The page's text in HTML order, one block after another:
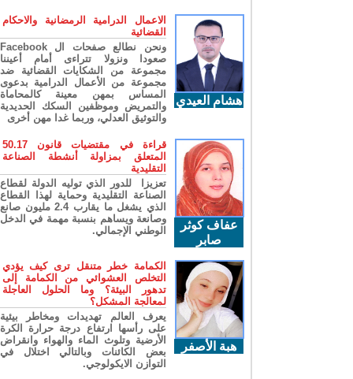
هشام العيدي
الاعمال الدرامية الرمضانية والاحكام
القضائية
ونحن نطالع صفحات ال Facebook
صعودا ونزولا تتراءى أمام أعيننا
مجموعة من الشكايات القضائية ضد
مجموعة من الأعمال الدرامية بدعوى
المساس بمهن معينة كالمحاماة
والتمريض وموظفين السكك الحديدية
والتوثيق العدلي، وربما غدا مهن أخرى
عفاف كوثر
صابر
قراءة في مقتضيات قانون 50.17
المتعلق بمزاولة أنشطة الصناعة
التقليدية
تعزيزا للدور الذي توليه الدولة لقطاع
الصناعة التقليدية وحماية لهذا القطاع
الذي يشغل ما يقارب 2.4 مليون صانع
وصانعة ويساهم بنسبة مهمة في الدخل
الوطني الإجمالي.
هبة الأصفر
الكمامة خطر متنقل ترى كيف يؤدي
التخلص العشوائي من الكمامة إلى
تدهور البيئة؟ وما الحلول العاجلة
لمعالجة المشكل؟
يعرف العالم تهديدات ومخاطر بيئية
على رأسها ارتفاع درجة حرارة الكرة
الأرضية وتلوث الماء والهواء وانقراض
بعض الكائنات وبالتالي اختلال في
التوازن الايكولوجي.